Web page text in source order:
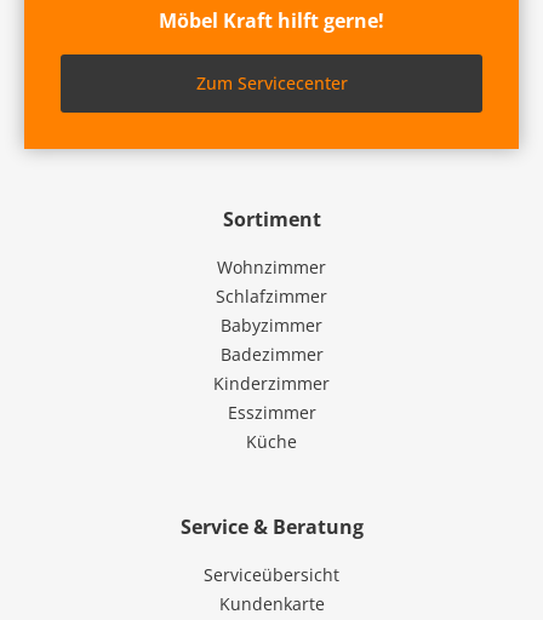
Sortiment
Wohnzimmer
Schlafzimmer
Babyzimmer
Badezimmer
Kinderzimmer
Esszimmer
Küche
Service & Beratung
Serviceübersicht
Kundenkarte
Möbel Kraft hilft gerne!
Zum Servicecenter